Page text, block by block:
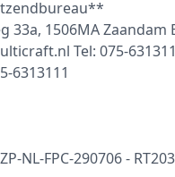
33a, 1506MA Zaandam
Tel: 075-
6313111
NL-FPC-290706 -